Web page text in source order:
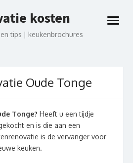
kosten
tips | keukenbrochures
open
Oude Tonge
Tonge? Heeft u een tijdje
en is die aan een
is de vervanger voor
keuken.